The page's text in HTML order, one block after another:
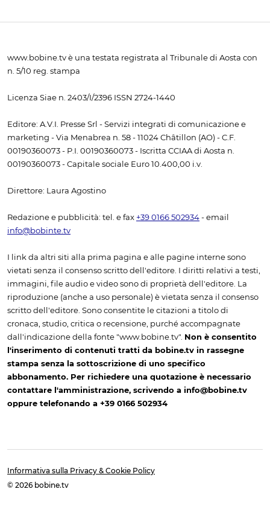
www.bobine.tv è una testata registrata al Tribunale di Aosta con
n. 5/10 reg. stampa
Licenza Siae n. 2403/I/2396 ISSN 2724-1440
Editore: A.V.I. Presse Srl - Servizi integrati di comunicazione e
marketing - Via Menabrea n. 58 - 11024 Châtillon (AO) - C.F.
00190360073 - P.I. 00190360073 - Iscritta CCIAA di Aosta n.
00190360073 - Capitale sociale Euro 10.400,00 i.v.
Direttore: Laura Agostino
Redazione e pubblicità: tel. e fax +39 0166 502934 - email
info@bobinte.tv
I link da altri siti alla prima pagina e alle pagine interne sono
vietati senza il consenso scritto dell'editore. I diritti relativi a testi,
immagini, file audio e video sono di proprietà dell'editore. La
riproduzione (anche a uso personale) è vietata senza il consenso
scritto dell'editore. Sono consentite le citazioni a titolo di
cronaca, studio, critica o recensione, purché accompagnate
dall'indicazione della fonte "www.bobine.tv". Non è consentito
l'inserimento di contenuti tratti da bobine.tv in rassegne
stampa senza la sottoscrizione di uno specifico
abbonamento. Per richiedere una quotazione è necessario
contattare l'amministrazione, scrivendo a info@bobine.tv
oppure telefonando a +39 0166 502934
Informativa sulla Privacy & Cookie Policy
© 2026 bobine.tv